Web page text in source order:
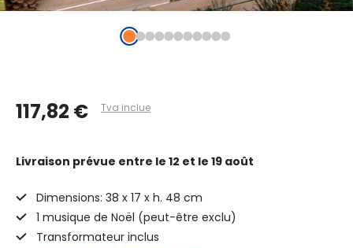
117,82 € Tva inclue
Livraison prévue entre le 12 et le 19 août
Dimensions: 38 x 17 x h. 48 cm
1 musique de Noël (peut-être exclu)
Transformateur inclus